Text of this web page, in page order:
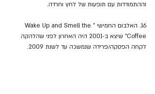
וההתמודדות עם תופעות של לחץ וחרדה.
16. האלבום החמישי "Wake Up and Smell the
Coffee" שיצא ב-2001 היה האחרון לפני שהלהקה
לקחה הפסקה/פרידה שנמשכה עד לשנת 2009.